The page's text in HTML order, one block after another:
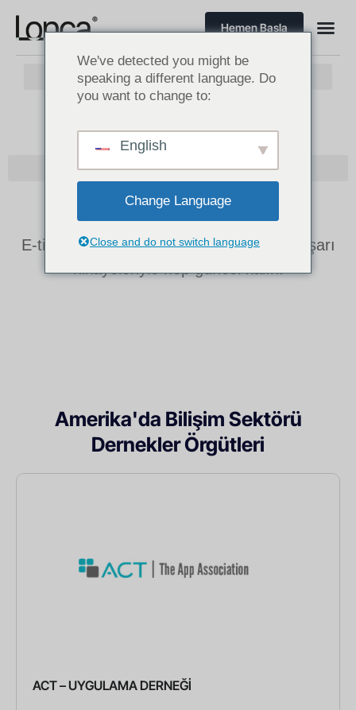
Hemen Başla
Dernekler Örgütler
E-ticaret haberleri, uzman önerileri ve başarı
hikayeleriyle hep güncel kalın.
Amerika'da Bilişim Sektörü
Dernekler Örgütleri
ACT – UYGULAMA DERNEĞİ
We've detected you might be
speaking a different language. Do
you want to change to:
English
Change Language
Close and do not switch language